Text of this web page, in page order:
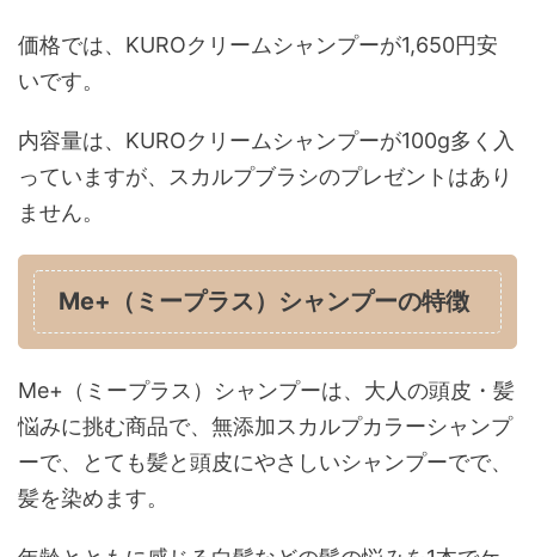
価格では、KUROクリームシャンプーが1,650円安
いです。
内容量は、KUROクリームシャンプーが100g多く入
っていますが、スカルプブラシのプレゼントはあり
ません。
Me+（ミープラス）シャンプーの特徴
Me+（ミープラス）シャンプーは、大人の頭皮・髪
悩みに挑む商品で、無添加スカルプカラーシャンプ
ーで、とても髪と頭皮にやさしいシャンプーでで、
髪を染めます。